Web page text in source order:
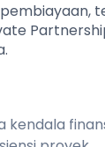
kendala